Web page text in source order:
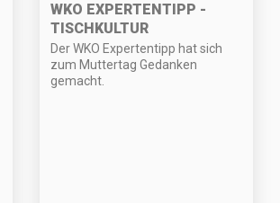
WKO EXPERTENTIPP -
TISCHKULTUR
Der WKO Expertentipp hat sich
zum Muttertag Gedanken
gemacht.